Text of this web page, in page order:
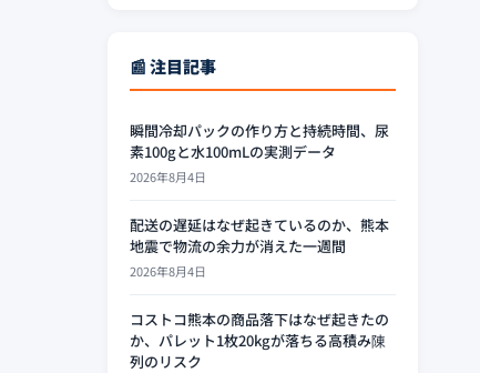
📰 注目記事
瞬間冷却パックの作り方と持続時間、尿
素100gと水100mLの実測データ
2026年8月4日
配送の遅延はなぜ起きているのか、熊本
地震で物流の余力が消えた一週間
2026年8月4日
コストコ熊本の商品落下はなぜ起きたの
か、パレット1枚20kgが落ちる高積み陳
列のリスク